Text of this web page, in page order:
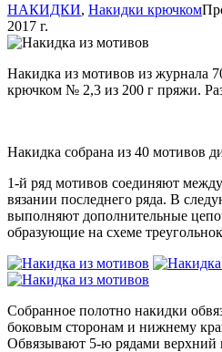
НАКИДКИ, Накидки крючком
2017 г.
Накидка из мотивов из журнала
крючком № 2,3 из 200 г пряжи.
Накидка собрана из 40 мотивов
1-й ряд мотивов соединяют
вязании последнего ряда. В
выполняют дополнительные
образующие на схеме
Собранное полотно накидки
боковым сторонам и нижнему
Обвязывают 5-ю рядами верхний